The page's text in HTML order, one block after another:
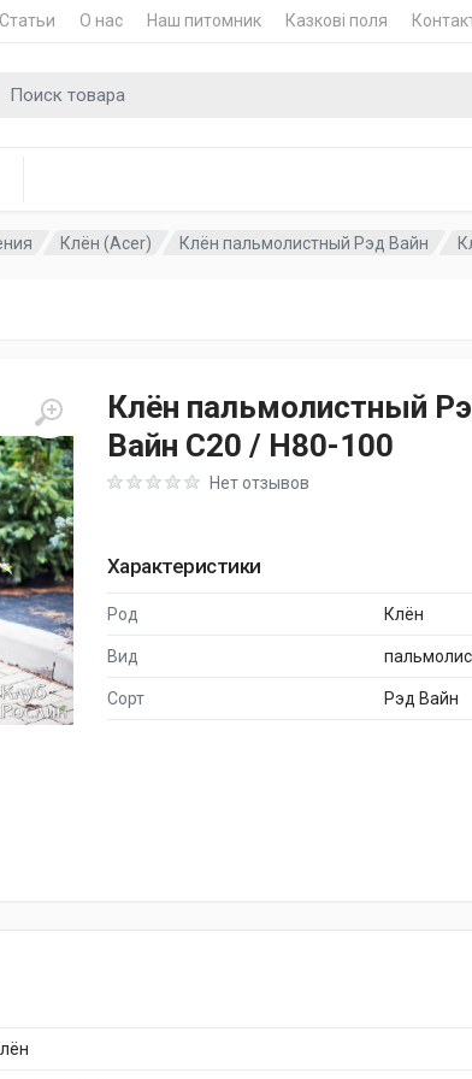
Статьи О нас Наш питомник Казкові поля
Поиск для
Клён (Acer) Клён пальмолистный Рэд Вайн
Клён пальмолистный
Вайн C20 / H80-100
Rating: 0 out of 5Нет отзывов
Характеристики
Род Клён
Вид
Сорт Рэд Вайн